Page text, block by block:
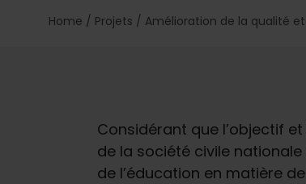
Home / Projets / Amélioration de la qualité
Considérant que l’objectif et
de la société civile
de l’éducation en matière